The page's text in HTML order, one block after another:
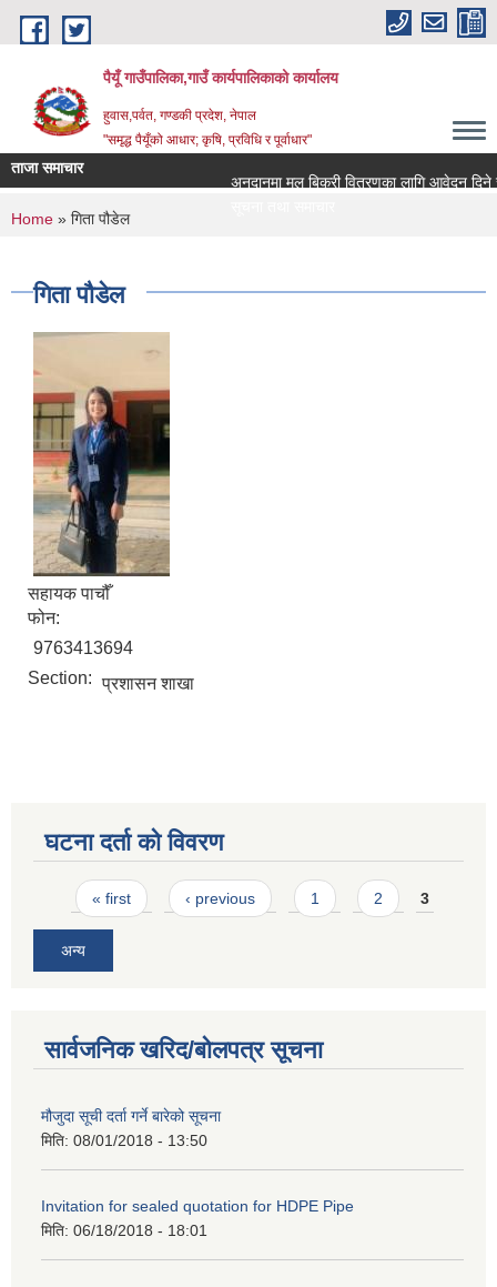
Skip to main content
पैयूँ गाउँपालिका,गाउँ कार्यपालिकाको कार्यालय
हुवास,पर्वत, गण्डकी प्रदेश, नेपाल
"समृद्ध पैयूँको आधार; कृषि, प्रविधि र पूर्वाधार"
ताजा समाचार
अनुदानमा मल बिक्री वितरणका लागि आवेदन दिने
You are here
Home » गिता पौडेल
गिता पौडेल
सहायक पाचौँ
फोन:
9763413694
Section: प्रशासन शाखा
घटना दर्ता को विवरण
Pages
« first ‹ previous 1 2 3
अन्य
सार्वजनिक खरिद/बोलपत्र सूचना
मौजुदा सूची दर्ता गर्ने बारेको सूचना
मिति: 08/01/2018 - 13:50
Invitation for sealed quotation for HDPE Pipe
मिति: 06/18/2018 - 18:01